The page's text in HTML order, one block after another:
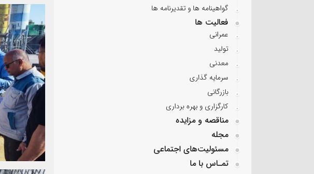
گواهینامه ها و تقدیرنامه ها
فعالیت ها
عمرانی
تولید
معدنی
سرمایه گذاری
بازرگانی
کارگزاری و بهره برداری
مناقصه و مزایده
مجله
مسئولیت‌های اجتماعی
تمـاس با ما